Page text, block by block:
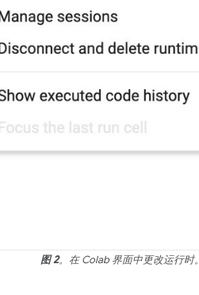
图 2。在 Colab 界面中更改运行时。